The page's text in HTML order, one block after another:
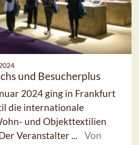
und Besucherplus
2024 ging in Frankfurt
die internationale
und Objekttextilien
Veranstalter ...
Von